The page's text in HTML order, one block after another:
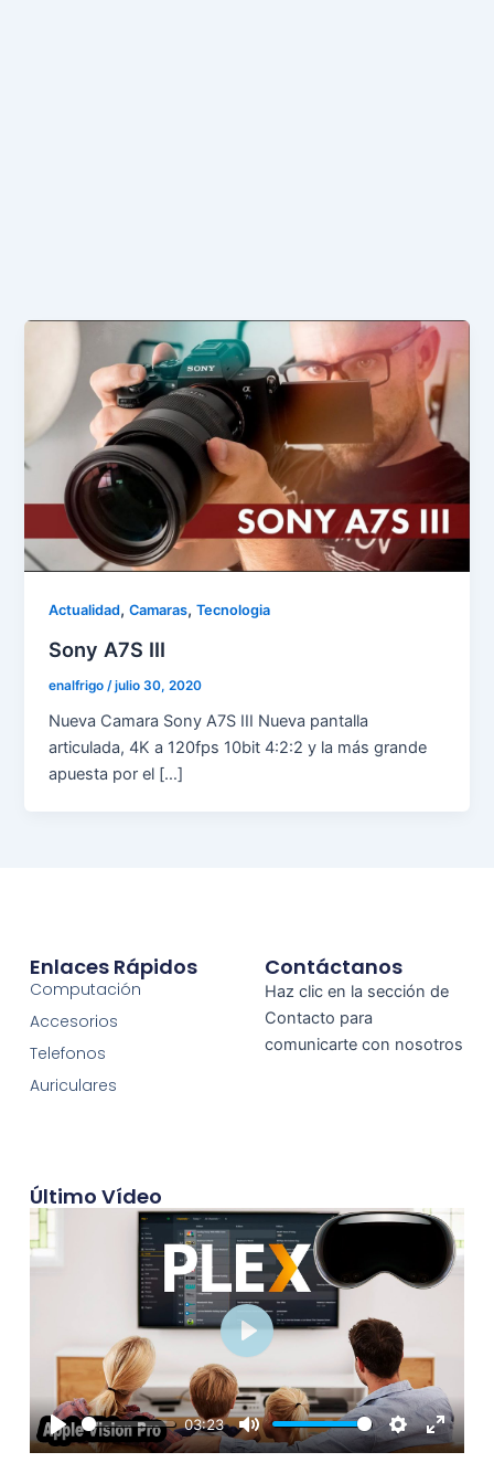
Actualidad,Camaras,Tecnologia
Sony A7S III
enalfrigo /julio 30, 2020
Nueva Camara Sony A7S III Nueva pantalla
articulada, 4K a 120fps 10bit 4:2:2 y la más grande
apuesta por el […]
Enlaces Rápidos
Computación
Accesorios
Telefonos
Auriculares
Contáctanos
Haz clic en la sección de
Contacto para
comunicarte con nosotros
Último Vídeo
Play
03:23
Mute Settings
Enter
Play